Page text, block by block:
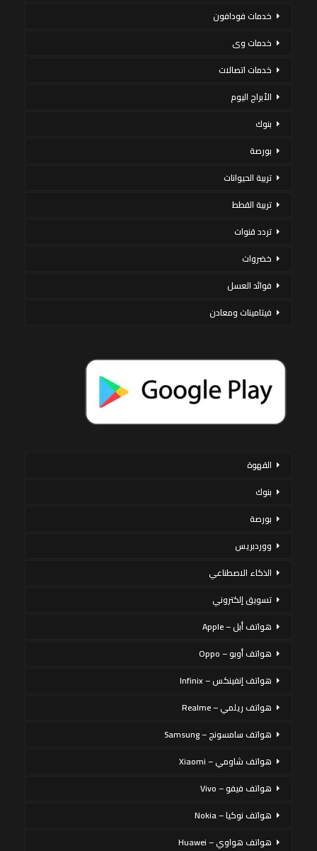
خدمات فودافون
خدمات وى
خدمات اتصالات
الأبراج اليوم
بنوك
بورصة
تربية الحيوانات
تربية القطط
تردد قنوات
خضروات
فوائد العسل
فيتامينات ومعادن
القهوة
بنوك
بورصة
ووردبريس
الذكاء الاصطناعي
تسويق إلكتروني
هواتف أبل – Apple
هواتف أوبو – Oppo
هواتف إنفينكس – Infinix
هواتف ريلمي – Realme
هواتف سامسونج – Samsung
هواتف شاومي – Xiaomi
هواتف فيفو – Vivo
هواتف نوكيا – Nokia
هواتف هواوي – Huawei